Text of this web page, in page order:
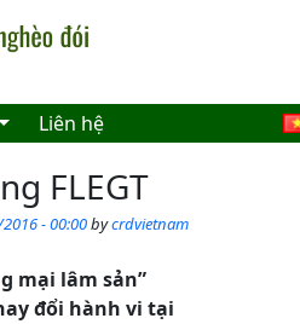
Liên hệ
FLEGT
- 00:00bycrdvietnam
mại lâm sản”
đổi hành vi tại